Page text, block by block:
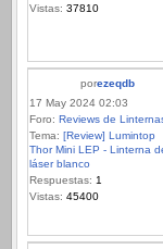
Vistas: 37810
porezeqdb
17 May 2024 02:03
Foro: Reviews de
Tema: [Review] Lumintop
Thor Mini LEP - Linterna
láser blanco
Respuestas: 1
Vistas: 45400